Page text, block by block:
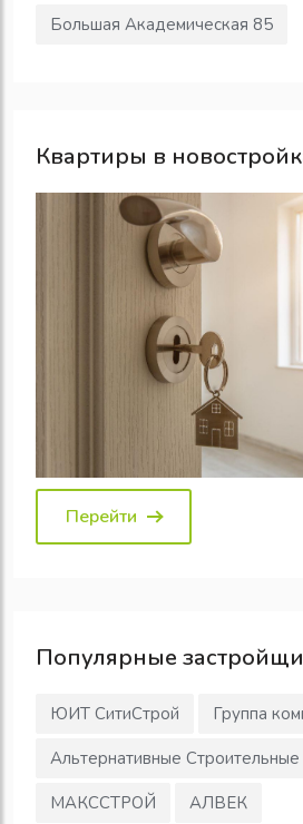
Большая Академическая 85
Квартиры в
Перейти
Популярные
ЮИТ СитиСтрой
Группа
Альтернативные
МАКССТРОЙ
АЛВЕК